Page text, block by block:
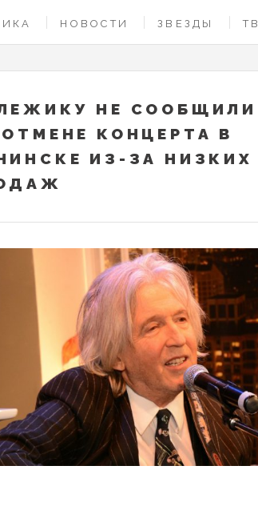
НОВОСТИ ЗВЕЗДЫ ТВ
НЕ СООБЩИЛИ
КОНЦЕРТА В
ИЗ-ЗА НИЗКИХ